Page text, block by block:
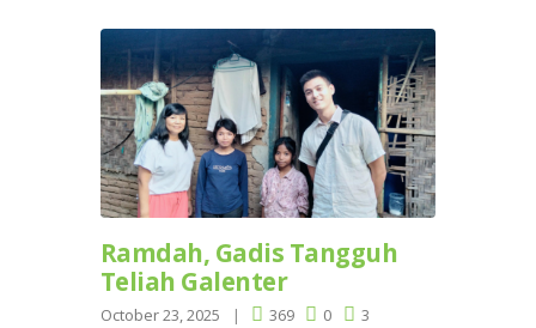
Ramdah, Gadis Tangguh
Teliah Galenter
October 23, 2025 369 0 3